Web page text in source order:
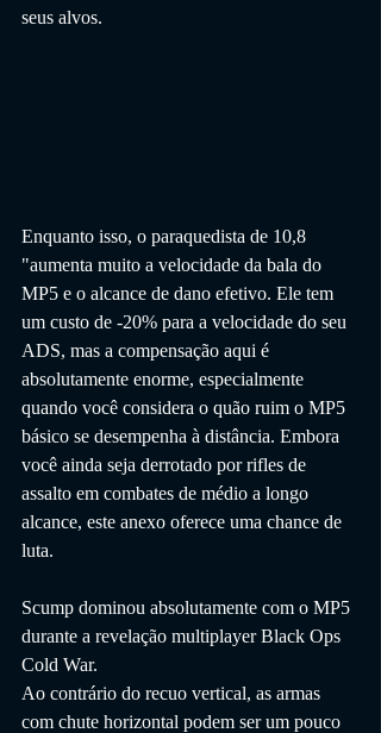
seus alvos.
Enquanto isso, o paraquedista de 10,8
"aumenta muito a velocidade da bala do
MP5 e o alcance de dano efetivo. Ele tem
um custo de -20% para a velocidade do seu
ADS, mas a compensação aqui é
absolutamente enorme, especialmente
quando você considera o quão ruim o MP5
básico se desempenha à distância. Embora
você ainda seja derrotado por rifles de
assalto em combates de médio a longo
alcance, este anexo oferece uma chance de
luta.
Scump dominou absolutamente com o MP5
durante a revelação multiplayer Black Ops
Cold War.
Ao contrário do recuo vertical, as armas
com chute horizontal podem ser um pouco